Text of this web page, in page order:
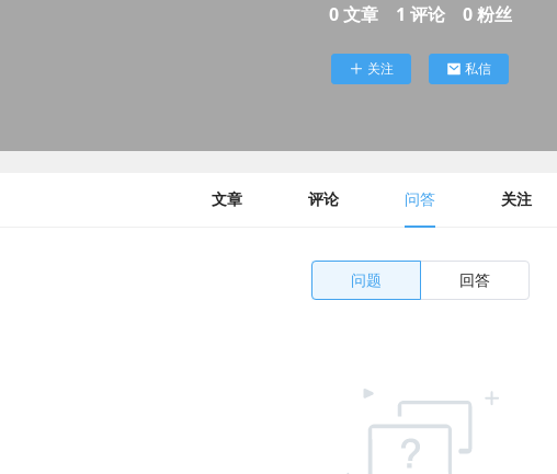
0 文章 1 评论 0 粉丝
关注 私信
文章 评论 问答 关注
问题 回答